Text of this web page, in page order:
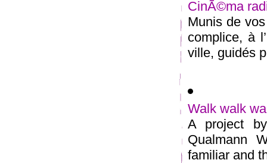
CinÃ©ma
Munis de
complice, à
ville, guidés
Walk walk
A project
Qualmann
familiar and